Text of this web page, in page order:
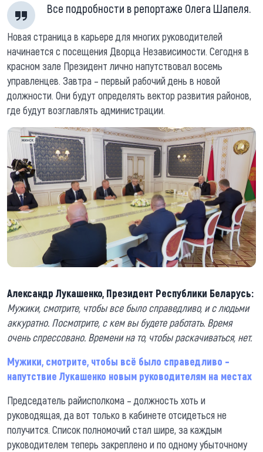
Все подробности в репортаже Олега Шапеля.
Новая страница в карьере для многих руководителей
начинается с посещения Дворца Независимости. Сегодня в
красном зале Президент лично напутствовал восемь
управленцев. Завтра – первый рабочий день в новой
должности. Они будут определять вектор развития районов,
где будут возглавлять администрации.
Александр Лукашенко, Президент Республики Беларусь:
Мужики, смотрите, чтобы все было справедливо, и с людьми
аккуратно. Посмотрите, с кем вы будете работать. Время
очень спрессовано. Времени на то, чтобы раскачиваться, нет.
Мужики, смотрите, чтобы всё было справедливо –
напутствие Лукашенко новым руководителям на местах
Председатель райисполкома – должность хоть и
руководящая, да вот только в кабинете отсидеться не
получится. Список полномочий стал шире, за каждым
руководителем теперь закреплено и по одному убыточному